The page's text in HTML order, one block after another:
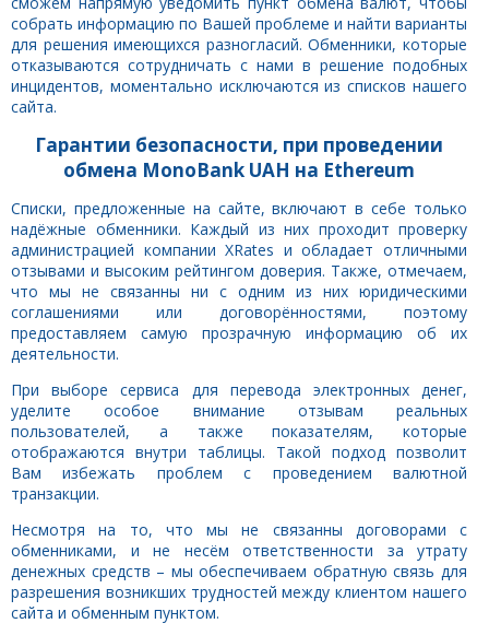
собрать информацию по Вашей проблеме и найти варианты
для решения имеющихся разногласий. Обменники, которые
отказываются сотрудничать с нами в решение подобных
инцидентов, моментально исключаются из списков нашего
сайта.
Гарантии безопасности, при проведении
обмена MonoBank UAH на Ethereum
Списки, предложенные на сайте, включают в себе только
надёжные обменники. Каждый из них проходит проверку
администрацией компании XRates и обладает отличными
отзывами и высоким рейтингом доверия. Также, отмечаем,
что мы не связанны ни с одним из них юридическими
соглашениями или договорённостями, поэтому
предоставляем самую прозрачную информацию об их
деятельности.
При выборе сервиса для перевода электронных денег,
уделите особое внимание отзывам реальных
пользователей, а также показателям, которые
отображаются внутри таблицы. Такой подход позволит
Вам избежать проблем с проведением валютной
транзакции.
Несмотря на то, что мы не связанны договорами с
обменниками, и не несём ответственности за утрату
денежных средств – мы обеспечиваем обратную связь для
разрешения возникших трудностей между клиентом нашего
сайта и обменным пунктом.